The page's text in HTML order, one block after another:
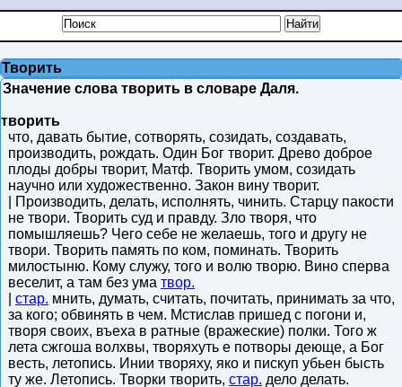
Творить
Значение слова творить в словаре Даля.
творить
что, давать бытие, сотворять, созидать, создавать,
производить, рождать. Один Бог творит. Древо доброе
плоды добры творит, Матф. Творить умом, созидать
научно или художественно. Закон вину творит.
| Производить, делать, исполнять, чинить. Старцу пакости
не твори. Творить суд и правду. Зло творя, что
помышляешь? Чего себе не желаешь, того и другу не
твори. Творить память по ком, поминать. Творить
милостыню. Кому служу, того и волю творю. Вино сперва
веселит, а там без ума твор.
стар. мнить, думать, считать, почитать, принимать за что,
за кого; обвинять в чем. Мстислав пришед с погони и,
творя своих, въеха в ратные (вражеские) полки. Того ж
лета сжгоша волхвы, творяхуть е потворы деюще, а Бог
весть, летопись. Инии творяху, яко и пискуп убьен бысть
ту же. Летопись. Творки творить, стар. дело делать.